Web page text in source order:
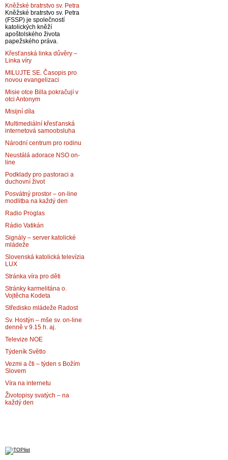
Kněžské bratrstvo sv. Petra
Kněžské bratrstvo sv. Petra
(FSSP) je společností
katolických kněží
apoštolského života
papežského práva.
Křesťanská linka důvěry –
Linka víry
MILUJTE SE. Časopis pro
novou evangelizaci
Misie otce Billa pokračují v
otci Antonym
Misijní díla
Multimediální křesťanská
internetová samoobsluha
Národní centrum pro rodinu
Neustálá adorace NSO on-
line
Podklady pro pastoraci a
duchovní život
Posvátný prostor – on-line
modlitba na každý den
Radio Proglas
Rádio Vatikán
Signály – server katolické
mládeže
Slovenská katolická televízia
LUX
Stránka víra pro děti
Stránky karmelitána o.
Vojtěcha Kodeta
Středisko mládeže Radost
Sv. Hostýn – mše sv. on-line
denně v 9.15 h. aj.
Televize NOE
Týdeník Světlo
Vezmi a čti – týden s Božím
Slovem
Víra na internetu
Životopisy svatých – na
každý den